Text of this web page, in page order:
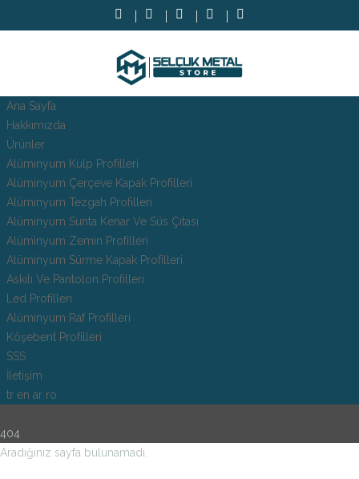
Ana Sayfa
Hakkımızda
Ürünler
Alüminyum Kulp Profilleri
Alüminyum Çerçeve Kаpаk Profilleri
Alüminyum Tezgah Profilleri
Alüminyum Sunta Kenar Ve Süs Çıtası
Alüminyum Zemin Profilleri
Alüminyum Sürme Kapak Profilleri
Askılı Ve Pantolon Profilleri
Led Profilleri
Alüminyum Raf Profilleri
Köşebent Profilleri
SSS
İletişim
tr en ar ro
404
Aradığınız sayfa bulunamadı.